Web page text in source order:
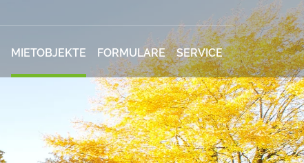
MIETOBJEKTE FORMULARE SERVICE